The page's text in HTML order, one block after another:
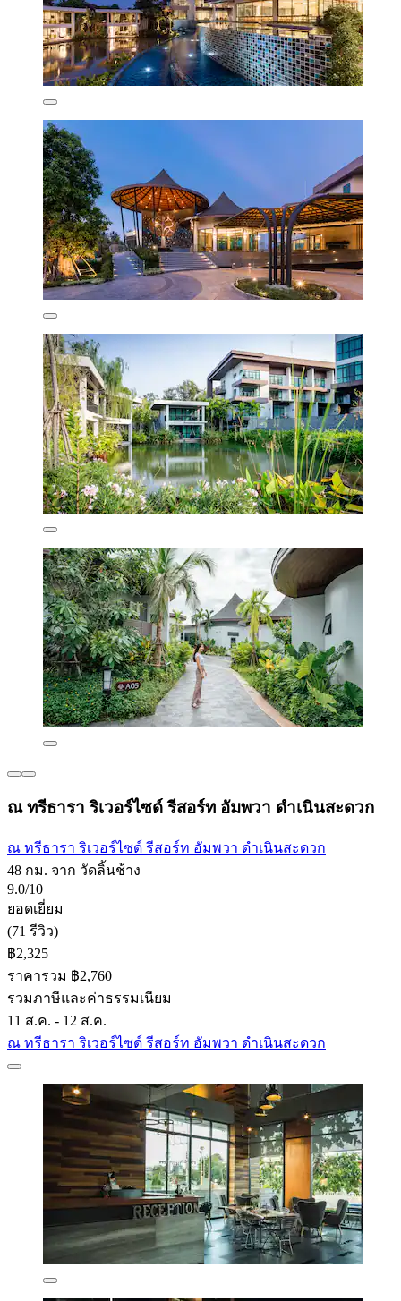
ณ ทรีธารา ริเวอร์ไซด์ รีสอร์ท อัมพวา ดำเนินสะดวก
ณ ทรีธารา ริเวอร์ไซด์ รีสอร์ท อัมพวา ดำเนินสะดวก
48 กม. จาก วัดลิ้นช้าง
9.0/10
ยอดเยี่ยม
(71 รีวิว)
฿2,325
ราคารวม ฿2,760
รวมภาษีและค่าธรรมเนียม
11 ส.ค. - 12 ส.ค.
ณ ทรีธารา ริเวอร์ไซด์ รีสอร์ท อัมพวา ดำเนินสะดวก